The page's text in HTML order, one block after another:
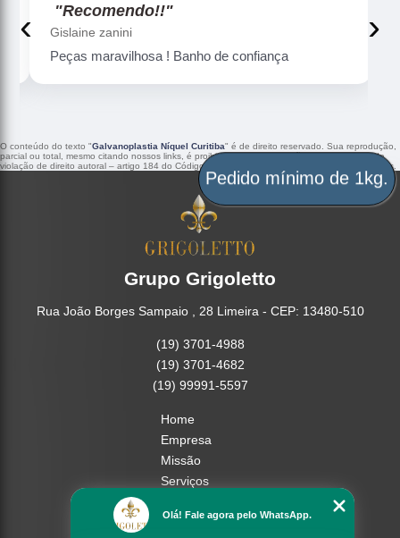
"Recomendo!!"
Gislaine zanini
Peças maravilhosa ! Banho de confiança
‹ ›
O conteúdo do texto "Galvanoplastia Níquel Curitiba" é de direito reservado. Sua reprodução,
parcial ou total, mesmo citando nossos links, é proibida sem a autorização do autor. Crime de
violação de direito autoral – artigo 184 do Código Penal –
Lei 9610/98 - Lei de direitos autorais
Grupo Grigoletto
Rua João Borges Sampaio , 28 Limeira - CEP: 13480-510
(19) 3701-4988
(19) 3701-4682
(19) 99991-5597
Home
Empresa
Missão
Serviços
Mapa do site
Olá! Fale agora pelo WhatsApp.
Pedido mínimo de 1kg.